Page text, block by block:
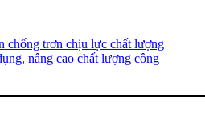
chống trơn chịu lực chất lượng
nâng cao chất lượng công